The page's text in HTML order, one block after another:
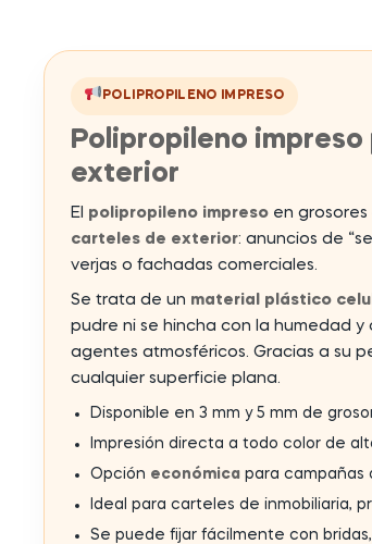
POLIPROPILENO IMPRESO
Polipropileno
exterior
El polipropileno impreso en grosores
carteles de exterior: anuncios de
verjas o fachadas comerciales.
Se trata de un material plástico
pudre ni se hincha con la humedad
agentes atmosféricos. Gracias a su
cualquier superficie plana.
Disponible en 3 mm y 5 mm de
Impresión directa a todo color de
Opción económica para campañas
Ideal para carteles de inmobiliaria,
Se puede fijar fácilmente con